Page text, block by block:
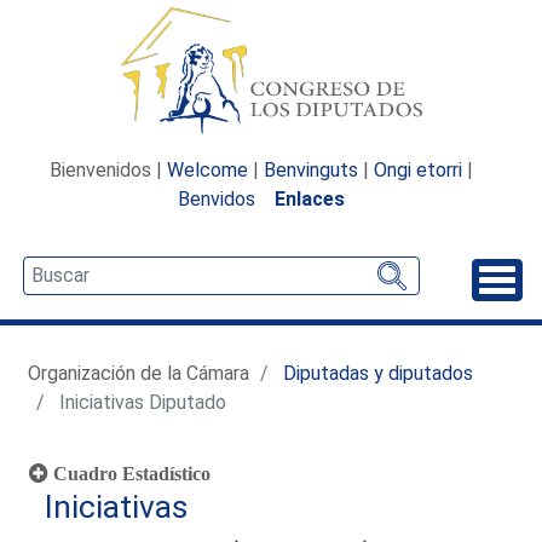
Bienvenidos | Welcome | Benvinguts | Ongi etorri |
Benvidos
Enlaces
Organización de la Cámara
Diputadas y diputados
Iniciativas Diputado
Cuadro Estadístico
Iniciativas